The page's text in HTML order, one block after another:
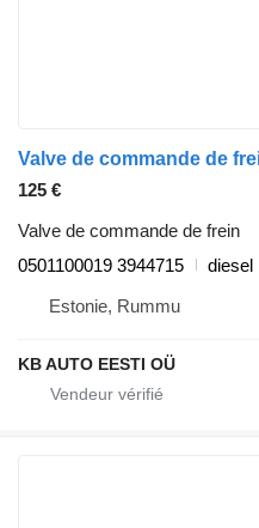
125 €
Valve de commande de frein
0501100019 3944715
diesel
Estonie, Rummu
KB AUTO EESTI OÜ